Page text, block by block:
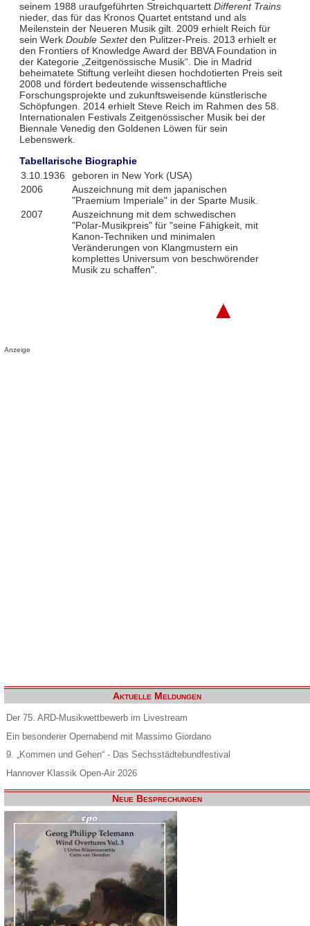
seinem 1988 uraufgeführten Streichquartett Different Trains
nieder, das für das Kronos Quartet entstand und als
Meilenstein der Neueren Musik gilt. 2009 erhielt Reich für
sein Werk Double Sextetden Pulitzer-Preis. 2013 erhielt er
den Frontiers of Knowledge Award der BBVA Foundation in
der Kategorie „Zeitgenössische Musik“. Die in Madrid
beheimatete Stiftung verleiht diesen hochdotierten Preis seit
2008 und fördert bedeutende wissenschaftliche
Forschungsprojekte und zukunftsweisende künstlerische
Schöpfungen. 2014 erhielt Steve Reich im Rahmen des 58.
Internationalen Festivals Zeitgenössischer Musik bei der
Biennale Venedig den Goldenen Löwen für sein
Lebenswerk.
Tabellarische Biographie
3.10.1936
geboren in New York (USA)
2006
Auszeichnung mit dem japanischen
"Praemium Imperiale" in der Sparte Musik.
2007
Auszeichnung mit dem schwedischen
"Polar-Musikpreis" für "seine Fähigkeit, mit
Kanon-Techniken und minimalen
Veränderungen von Klangmustern ein
komplettes Universum von beschwörender
Musik zu schaffen".
▲
Anzeige
Aktuelle Meldungen
Der 75. ARD-Musikwettbewerb im Livestream
Ein besonderer Opernabend mit Massimo Giordano
9. „Kommen und Gehen“ - Das Sechsstädtebundfestival
Hannover Klassik Open-Air 2026
Neue Besprechungen